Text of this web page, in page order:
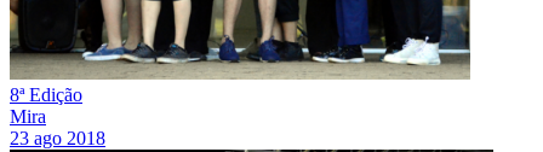
8ª Edição
Mira
23 ago 2018